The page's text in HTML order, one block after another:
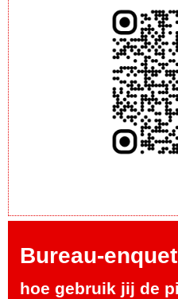
Bureau-
hoe gebruik jij de